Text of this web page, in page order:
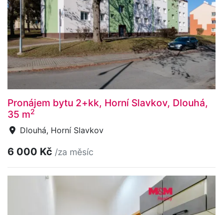
Pronájem bytu 2+kk, Horní Slavkov, Dlouhá,
35 m2
Dlouhá, Horní Slavkov
6 000 Kč /za měsíc